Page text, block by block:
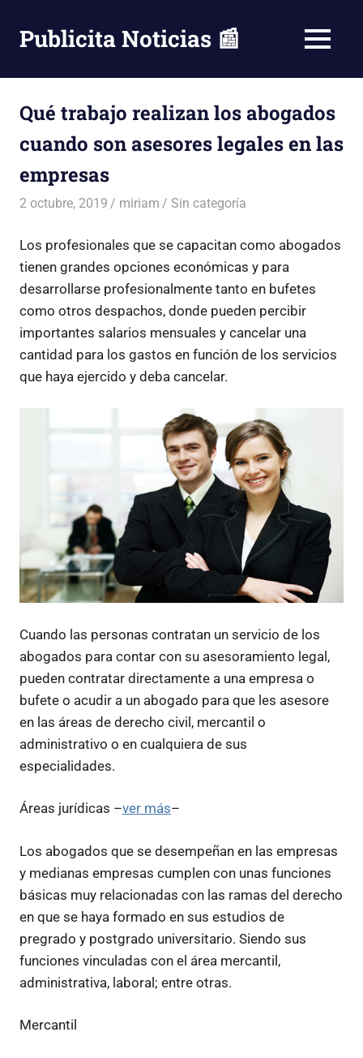
contenido
Publicita Noticias 📰 MENÚ
Qué trabajo realizan los abogados
cuando son asesores legales en las
empresas
2 octubre, 2019 miriam Sin categoría
Los profesionales que se capacitan como abogados
tienen grandes opciones económicas y para
desarrollarse profesionalmente tanto en bufetes
como otros despachos, donde pueden percibir
importantes salarios mensuales y cancelar una
cantidad para los gastos en función de los servicios
que haya ejercido y deba cancelar.
Cuando las personas contratan un servicio de los
abogados para contar con su asesoramiento legal,
pueden contratar directamente a una empresa o
bufete o acudir a un abogado para que les asesore
en las áreas de derecho civil, mercantil o
administrativo o en cualquiera de sus
especialidades.
Áreas jurídicas –ver más–
Los abogados que se desempeñan en las empresas
y medianas empresas cumplen con unas funciones
básicas muy relacionadas con las ramas del derecho
en que se haya formado en sus estudios de
pregrado y postgrado universitario. Siendo sus
funciones vinculadas con el área mercantil,
administrativa, laboral; entre otras.
Mercantil